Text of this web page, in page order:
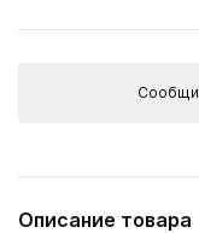
Описание товара